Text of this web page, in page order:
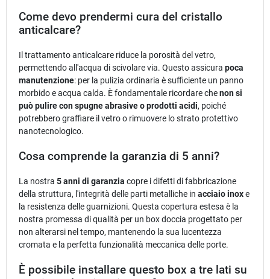
Come devo prendermi cura del cristallo
anticalcare?
Il trattamento anticalcare riduce la porosità del vetro,
permettendo all'acqua di scivolare via. Questo assicura poca
manutenzione: per la pulizia ordinaria è sufficiente un panno
morbido e acqua calda. È fondamentale ricordare chenon si
può pulire con spugne abrasive o prodotti acidi, poiché
potrebbero graffiare il vetro o rimuovere lo strato protettivo
nanotecnologico.
Cosa comprende la garanzia di 5 anni?
La nostra 5 anni di garanzia copre i difetti di fabbricazione
della struttura, l'integrità delle parti metalliche in acciaio inoxe
la resistenza delle guarnizioni. Questa copertura estesa è la
nostra promessa di qualità per un box doccia progettato per
non alterarsi nel tempo, mantenendo la sua lucentezza
cromata e la perfetta funzionalità meccanica delle porte.
È possibile installare questo box a tre lati su